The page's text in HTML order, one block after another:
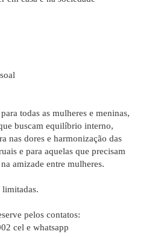
todas as mulheres e meninas,
buscam equilíbrio interno,
nas dores e harmonização das
e para aquelas que precisam
amizade entre mulheres.
limitadas.
pelos contatos:
cel e whatsapp